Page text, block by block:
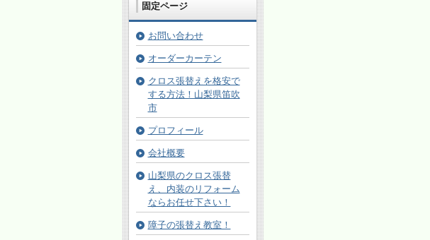
固定ページ
お問い合わせ
オーダーカーテン
クロス張替えを格安で
する方法！山梨県笛吹
市
プロフィール
会社概要
山梨県のクロス張替
え、内装のリフォーム
ならお任せ下さい！
障子の張替え教室！